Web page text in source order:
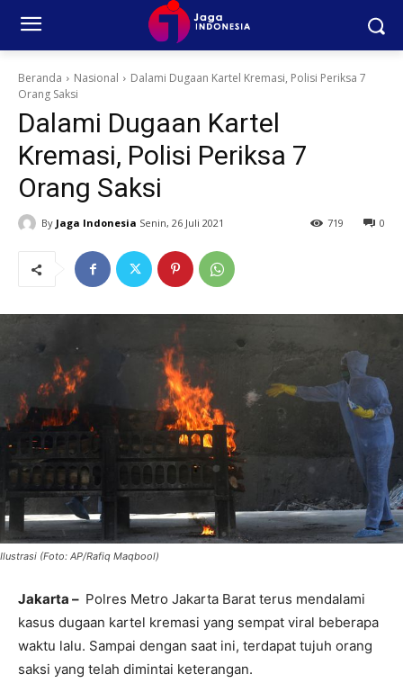
Beranda Nasional
Dalami Dugaan Kartel Kremasi, Polisi Periksa 7
Orang Saksi
Dalami Dugaan Kartel
Kremasi, Polisi Periksa 7
Orang Saksi
By Jaga Indonesia Senin, 26 Juli 2021 0
719
Ilustrasi (Foto: AP/Rafiq Maqbool)
Jakarta – Polres Metro Jakarta Barat terus mendalami
kasus dugaan kartel kremasi yang sempat viral beberapa
waktu lalu. Sampai dengan saat ini, terdapat tujuh orang
saksi yang telah dimintai keterangan.